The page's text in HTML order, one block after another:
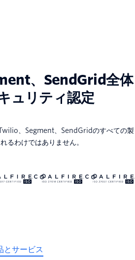
、SendGrid全体
ュリティ認定
、Segment、SendGridのすべての製
るわけではありません。
とサービス